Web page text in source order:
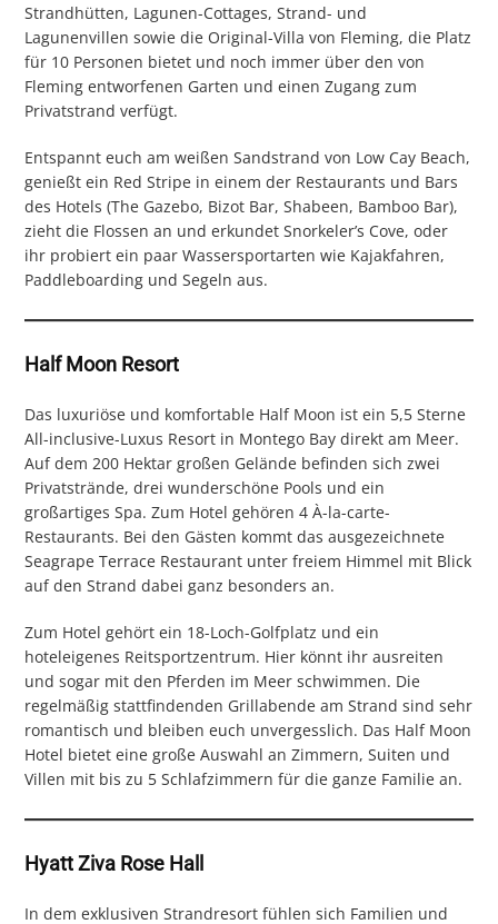
Strandhütten, Lagunen-Cottages, Strand- und
Lagunenvillen sowie die Original-Villa von Fleming, die Platz
für 10 Personen bietet und noch immer über den von
Fleming entworfenen Garten und einen Zugang zum
Privatstrand verfügt.
Entspannt euch am weißen Sandstrand von Low Cay Beach,
genießt ein Red Stripe in einem der Restaurants und Bars
des Hotels (The Gazebo, Bizot Bar, Shabeen, Bamboo Bar),
zieht die Flossen an und erkundet Snorkeler’s Cove, oder
ihr probiert ein paar Wassersportarten wie Kajakfahren,
Paddleboarding und Segeln aus.
Half Moon Resort
Das luxuriöse und komfortable Half Moon ist ein 5,5 Sterne
All-inclusive-Luxus Resort in Montego Bay direkt am Meer.
Auf dem 200 Hektar großen Gelände befinden sich zwei
Privatstrände, drei wunderschöne Pools und ein
großartiges Spa. Zum Hotel gehören 4 À-la-carte-
Restaurants. Bei den Gästen kommt das ausgezeichnete
Seagrape Terrace Restaurant unter freiem Himmel mit Blick
auf den Strand dabei ganz besonders an.
Zum Hotel gehört ein 18-Loch-Golfplatz und ein
hoteleigenes Reitsportzentrum. Hier könnt ihr ausreiten
und sogar mit den Pferden im Meer schwimmen. Die
regelmäßig stattfindenden Grillabende am Strand sind sehr
romantisch und bleiben euch unvergesslich. Das Half Moon
Hotel bietet eine große Auswahl an Zimmern, Suiten und
Villen mit bis zu 5 Schlafzimmern für die ganze Familie an.
Hyatt Ziva Rose Hall
In dem exklusiven Strandresort fühlen sich Familien und